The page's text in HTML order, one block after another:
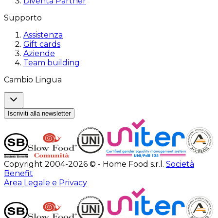
Supporto
Assistenza
Gift cards
Aziende
Team building
Cambio Lingua
Iscriviti alla newsletter
Copyright 2004-2026 © - Home Food s.r.l. Società
Benefit
Area Legale e Privacy